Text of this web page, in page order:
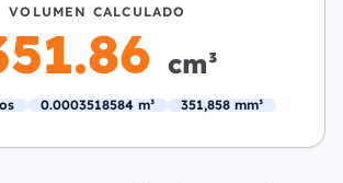
VOLUMEN CALCULADO
cm³
0.0003518584 m³ 351,858 mm³